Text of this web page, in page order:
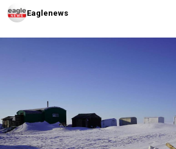
Eaglenews